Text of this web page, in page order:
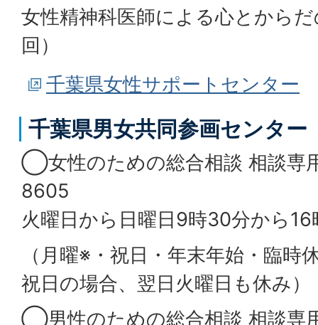
女性精神科医師による心とから
回）
千葉県女性サポートセンター
千葉県男女共同参画センター
◯女性のための総合相談 相談専
8605
火曜日から日曜日9時30分から
（月曜※・祝日・年末年始・臨時
祝日の場合、翌日火曜日も休み）
◯男性のための総合相談 相談専